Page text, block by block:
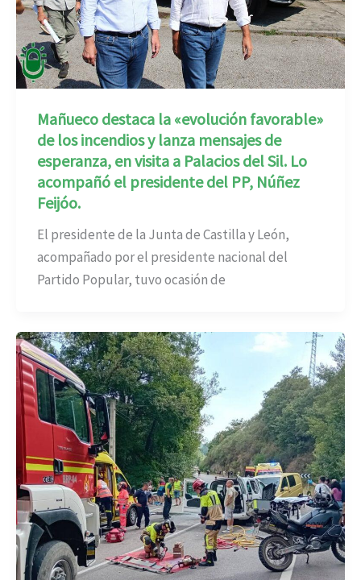
Mañueco destaca la «evolución favorable»
de los incendios y lanza mensajes de
esperanza, en visita a Palacios del Sil. Lo
acompañó el presidente del PP, Núñez
Feijóo.
El presidente de la Junta de Castilla y León,
acompañado por el presidente nacional del
Partido Popular, tuvo ocasión de